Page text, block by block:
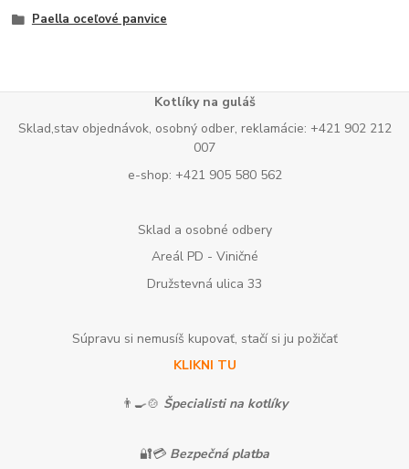
Paella oceľové panvice
Kotlíky na guláš
Sklad,stav objednávok, osobný odber, reklamácie: +421 902 212
007
e-shop: +421 905 580 562
Sklad a osobné odbery
Areál PD - Viničné
Družstevná ulica 33
Súpravu si nemusíš kupovať, stačí si ju požičať
KLIKNI TU
👨‍🍳🍲 Špecialisti na kotlíky
🔐💳 Bezpečná platba